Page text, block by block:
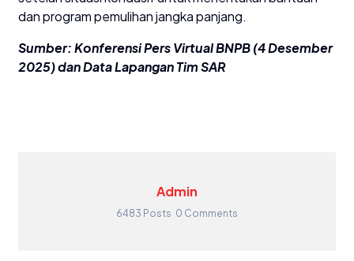
dan program pemulihan jangka panjang.
Sumber: Konferensi Pers Virtual BNPB (4 Desember
2025) dan Data Lapangan Tim SAR
Admin
6483 Posts 0 Comments